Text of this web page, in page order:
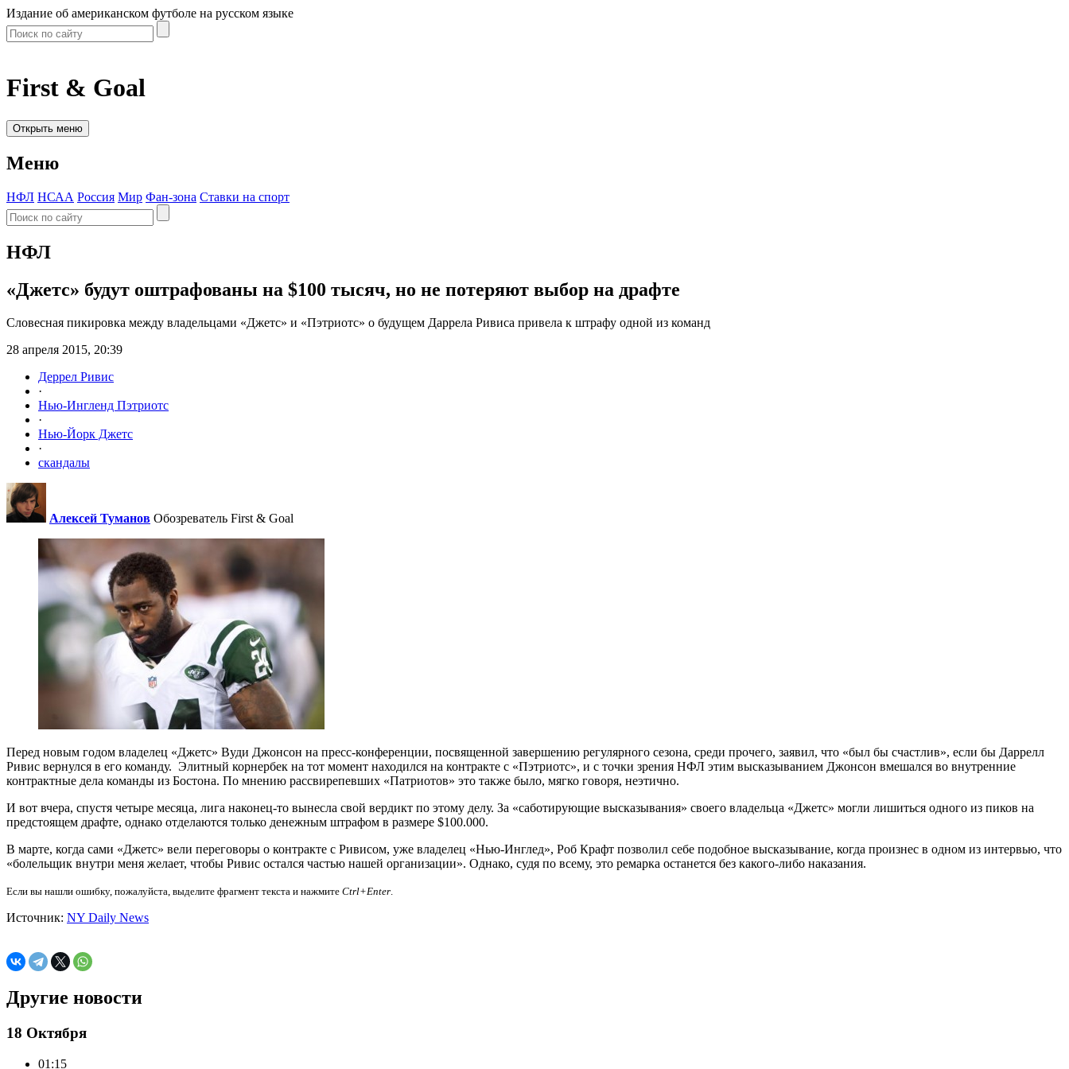
Издание об американском футболе на русском языке
First & Goal
Открыть меню
Меню
НФЛ НСАА Россия Мир Фан-зона Ставки на спорт
НФЛ
«Джетс» будут оштрафованы на $100 тысяч, но не потеряют выбор на драфте
Словесная пикировка между владельцами «Джетс» и «Пэтриотс» о будущем Даррела Ривиса привела к штрафу одной из команд
28 апреля 2015, 20:39
Деррел Ривис
·
Нью-Ингленд Пэтриотс
·
Нью-Йорк Джетс
·
скандалы
Алексей Туманов Обозреватель First & Goal
Перед новым годом владелец «Джетс» Вуди Джонсон на пресс-конференции, посвященной завершению регулярного сезона, среди прочего, заявил, что «был бы счастлив», если бы Даррелл
Ривис вернулся в его команду. Элитный корнербек на тот момент находился на контракте с «Пэтриотс», и с точки зрения НФЛ этим высказыванием Джонсон вмешался во внутренние
контрактные дела команды из Бостона. По мнению рассвирепевших «Патриотов» это также было, мягко говоря, неэтично.
И вот вчера, спустя четыре месяца, лига наконец-то вынесла свой вердикт по этому делу. За «саботирующие высказывания» своего владельца «Джетс» могли лишиться одного из пиков на
предстоящем драфте, однако отделаются только денежным штрафом в размере $100.000.
В марте, когда сами «Джетс» вели переговоры о контракте с Ривисом, уже владелец «Нью-Инглед», Роб Крафт позволил себе подобное высказывание, когда произнес в одном из интервью, что
«болельщик внутри меня желает, чтобы Ривис остался частью нашей организации». Однако, судя по всему, это ремарка останется без какого-либо наказания.
Если вы нашли ошибку, пожалуйста, выделите фрагмент текста и нажмите Ctrl+Enter.
Источник: NY Daily News
Другие новости
18 Октября
01:15